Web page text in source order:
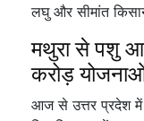
लघु और सीमांत
मथुरा से पशु
करोड़
आज से उत्तर प्रदेश में